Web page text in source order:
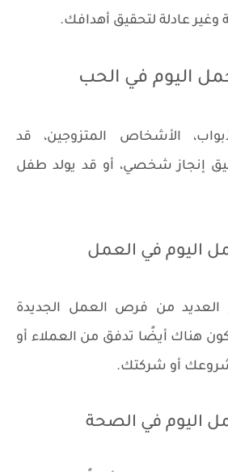
عادلة لتحقيق أهدافك.
اليوم في الحب
الأشخاص المتزوجين، قد
إنجاز شخصي، أو قد يولد طفل
اليوم في العمل
العديد من فرص العمل الجديدة
هناك أيضًا تدفق من العملاء أو
أو شركتك.
اليوم في الصحة